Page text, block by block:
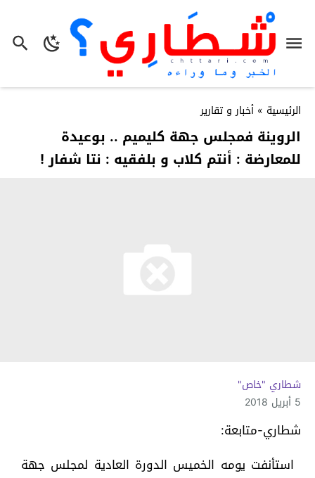
الرئيسية » أخبار و تقارير
الروينة فمجلس جهة كليميم .. بوعيدة
للمعارضة : أنتم كلاب و بلفقيه : نتا شفار !
شطاري "خاص"
5 أبريل 2018
شطاري-متابعة:
استأنفت يومه الخميس الدورة العادية لمجلس جهة